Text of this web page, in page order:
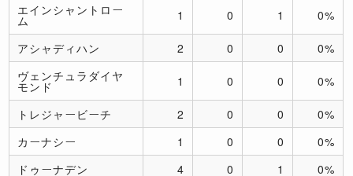
エインシャントロー
ム 1 0 1 0%
アシャディハン 2 0 0
0%
ヴェンチュラダイヤ
モンド 1 0 0 0%
トレジャービーチ 2 0 0
0%
カーナシー
1 0 0
0%
ドゥーナデン
4 0 1
0%